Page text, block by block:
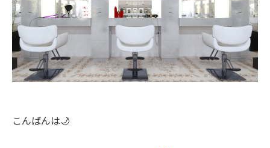
こんばんは🌙